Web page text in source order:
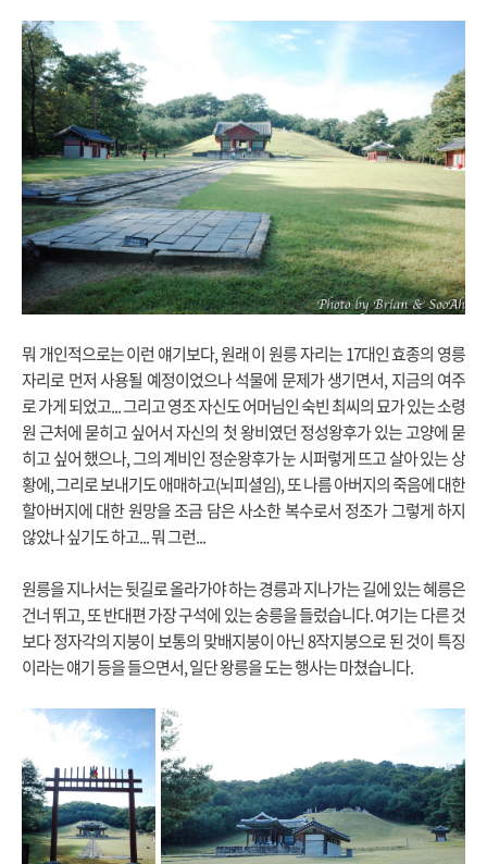
뭐 개인적으로는 이런 얘기보다, 원래 이 원릉 자리는 17대인 효종의 영릉
자리로 먼저 사용될 예정이었으나 석물에 문제가 생기면서, 지금의 여주
로 가게 되었고... 그리고 영조 자신도 어머님인 숙빈 최씨의 묘가 있는 소령
원 근처에 묻히고 싶어서 자신의 첫 왕비였던 정성왕후가 있는 고양에 묻
히고 싶어 했으나, 그의 계비인 정순왕후가 눈 시퍼렇게 뜨고 살아 있는 상
황에, 그리로 보내기도 애매하고(뇌피셜임), 또 나름 아버지의 죽음에 대한
할아버지에 대한 원망을 조금 담은 사소한 복수로서 정조가 그렇게 하지
않았나 싶기도 하고... 뭐 그런...
원릉을 지나서는 뒷길로 올라가야 하는 경릉과 지나가는 길에 있는 혜릉은
건너 뛰고, 또 반대편 가장 구석에 있는 숭릉을 들렀습니다. 여기는 다른 것
보다 정자각의 지붕이 보통의 맞배지붕이 아닌 8작지붕으로 된 것이 특징
이라는 얘기 등을 들으면서, 일단 왕릉을 도는 행사는 마쳤습니다.